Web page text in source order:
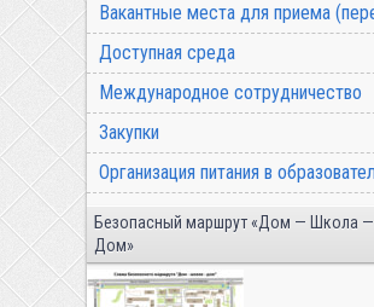
Доступная среда
Международное сотрудничество
Закупки
Безопасный маршрут «Дом — Школа —
Дом»